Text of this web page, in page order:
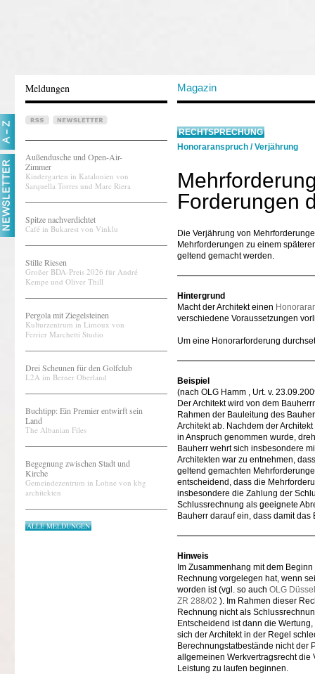
Meldungen Magazin
Außendusche und Open-Air-
Zimmer
Kindergarten in Katalonien von
Sarquella Torres und Marc Riera
Spitze nachverdichtet
Café in Bukarest von Vinklu
Stille Riesen
Großer BDA-Preis 2026 für André
Kempe und Oliver Thill
Pergola mit Ziegelsteinen
Kulturzentrum in Limoux von
Ferrier Marchetti Studio
Drei Scheunen für den Golfclub
L2A im Berner Oberland
Buchtipp: Ein Premier entwirft sein
Land
The Albanian Files
Begegnung zwischen Stadt und
Kirche
Gemeindezentrum in Lohne von kbg
architekten
ALLE MELDUNGEN
RECHTSPRECHUNG
Honoraranspruch /Verjährung
Forderungen
Die Verjährung von
Mehrforderungen zu einem
geltend gemacht werden.
Hintergrund
Macht der Architekt einen
verschiedene Voraussetzungen
Um eine Honorarforderung
Beispiel
(nach OLG Hamm , Urt. v.
Der Architekt wird von dem
Rahmen der Bauleitung des
Architekt ab. Nachdem der
in Anspruch genommen wurde,
Bauherr wehrt sich insbesondere
Architekten war zu entnehmen,
geltend gemachten
entscheidend, dass die
insbesondere die Zahlung der
Schlussrechnung als geeignete
Bauherr darauf ein, dass damit
Hinweis
Im Zusammenhang mit dem
Rechnung vorgelegen hat, wenn
worden ist (vgl. so auch OLG
ZR 288/02 ). Im Rahmen dieser
Rechnung nicht als
Entscheidend ist dann die
sich der Architekt in der Regel
Berechnungstatbestände nicht der
allgemeinen Werkvertragsrecht
Leistung zu laufen beginnen.